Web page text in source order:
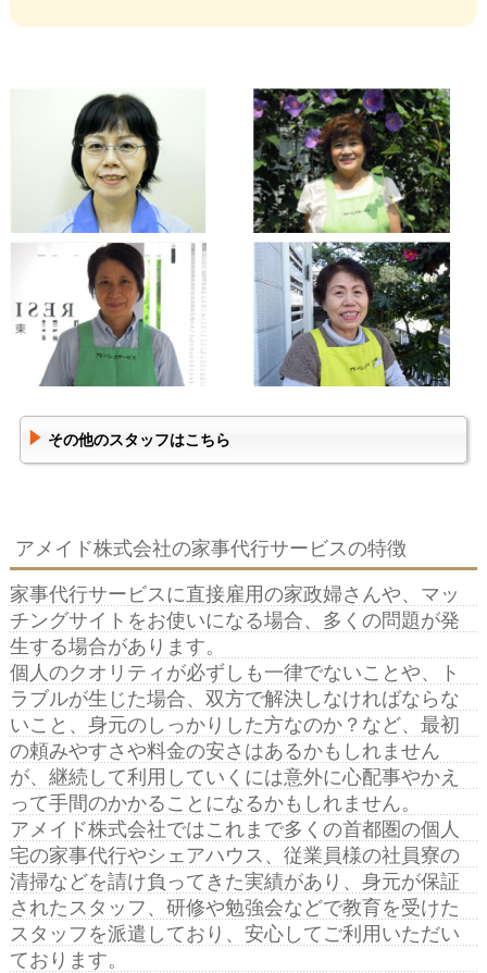
その他のスタッフはこちら
アメイド株式会社の家事代行サービスの特徴
家事代行サービスに直接雇用の家政婦さんや、マッ
チングサイトをお使いになる場合、多くの問題が発
生する場合があります。
個人のクオリティが必ずしも一律でないことや、ト
ラブルが生じた場合、双方で解決しなければならな
いこと、身元のしっかりした方なのか？など、最初
の頼みやすさや料金の安さはあるかもしれません
が、継続して利用していくには意外に心配事やかえ
って手間のかかることになるかもしれません。
アメイド株式会社ではこれまで多くの首都圏の個人
宅の家事代行やシェアハウス、従業員様の社員寮の
清掃などを請け負ってきた実績があり、身元が保証
されたスタッフ、研修や勉強会などで教育を受けた
スタッフを派遣しており、安心してご利用いただい
ております。